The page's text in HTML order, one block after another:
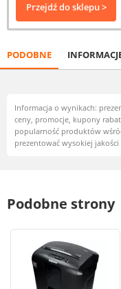
Przejdź do sklepu >
PODOBNE
Informacja o wynikach:
ceny, promocje, kupony
popularność produktów
prezentować wysokiej
Podobne strony